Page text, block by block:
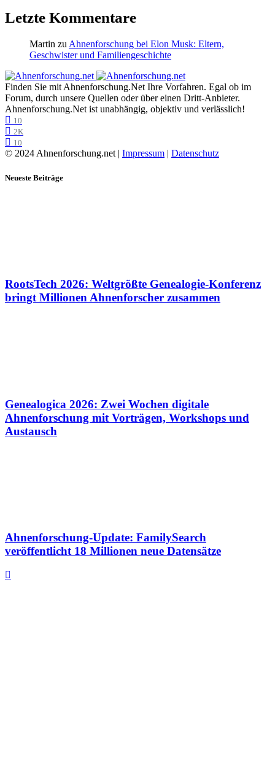
Letzte Kommentare
Martin zu Ahnenforschung bei Elon Musk: Eltern,
Geschwister und Familiengeschichte
Finden Sie mit Ahnenforschung.Net Ihre Vorfahren. Egal ob im
Forum, durch unsere Quellen oder über einen Dritt-Anbieter.
Ahnenforschung.Net ist unabhängig, objektiv und verlässlich!
10
2K
10
© 2024 Ahnenforschung.net | Impressum | Datenschutz
Neueste Beiträge
RootsTech 2026: Weltgrößte Genealogie-Konferenz
bringt Millionen Ahnenforscher zusammen
Genealogica 2026: Zwei Wochen digitale
Ahnenforschung mit Vorträgen, Workshops und
Austausch
Ahnenforschung-Update: FamilySearch
veröffentlicht 18 Millionen neue Datensätze